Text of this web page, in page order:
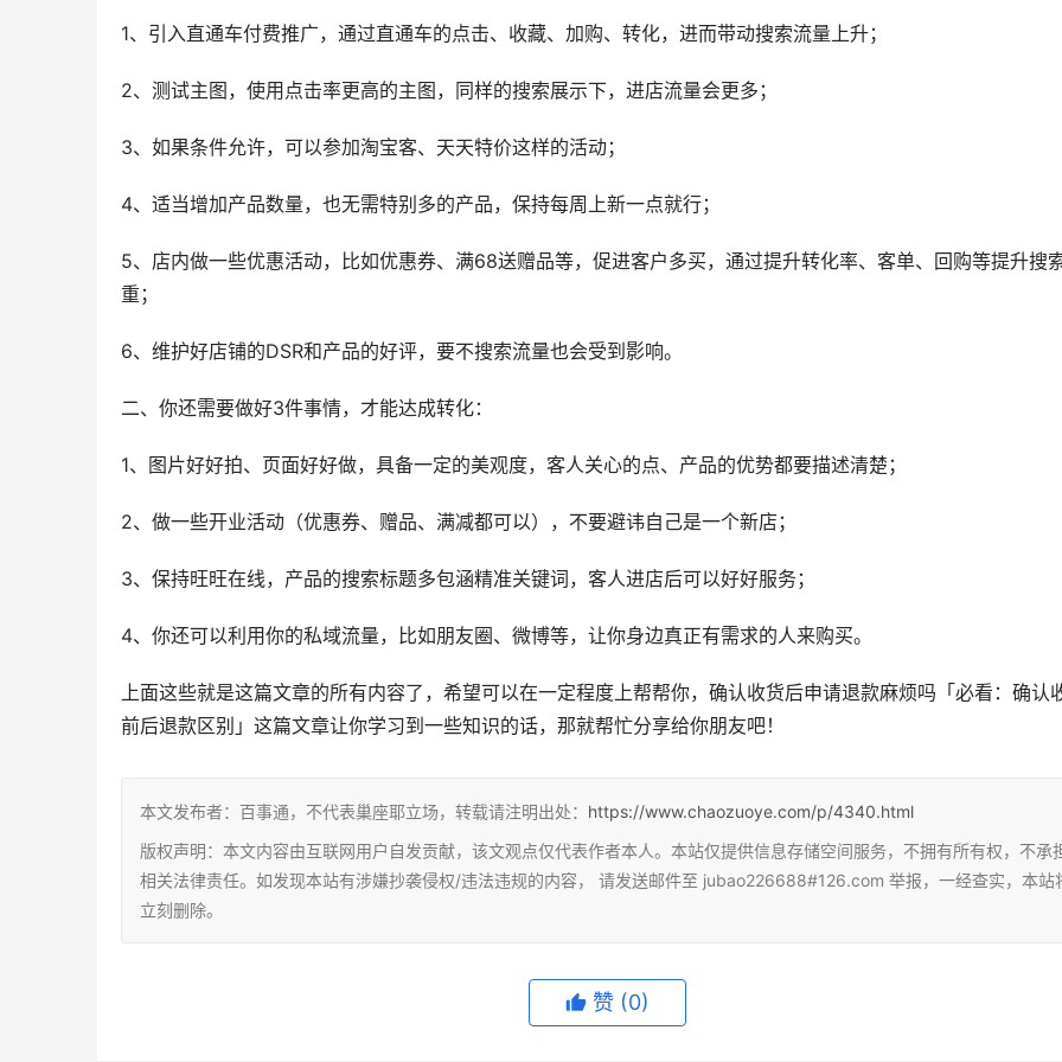
1、引入直通车付费推广，通过直通车的点击、收藏、加购、转化，进而带动搜索流量上升；
2、测试主图，使用点击率更高的主图，同样的搜索展示下，进店流量会更多；
3、如果条件允许，可以参加淘宝客、天天特价这样的活动；
4、适当增加产品数量，也无需特别多的产品，保持每周上新一点就行；
5、店内做一些优惠活动，比如优惠券、满68送赠品等，促进客户多买，通过提升转化率、客单、回购等提升搜
重；
6、维护好店铺的DSR和产品的好评，要不搜索流量也会受到影响。
二、你还需要做好3件事情，才能达成转化：
1、图片好好拍、页面好好做，具备一定的美观度，客人关心的点、产品的优势都要描述清楚；
2、做一些开业活动（优惠券、赠品、满减都可以），不要避讳自己是一个新店；
3、保持旺旺在线，产品的搜索标题多包涵精准关键词，客人进店后可以好好服务；
4、你还可以利用你的私域流量，比如朋友圈、微博等，让你身边真正有需求的人来购买。
上面这些就是这篇文章的所有内容了，希望可以在一定程度上帮帮你，确认收货后申请退款麻烦吗「必看：确认
前后退款区别」这篇文章让你学习到一些知识的话，那就帮忙分享给你朋友吧！
本文发布者：百事通，不代表巢座耶立场，转载请注明出处： https://www.chaozuoye.com/p/4340.html
版权声明：本文内容由互联网用户自发贡献，该文观点仅代表作者本人。本站仅提供信息存储空间服务，不拥有所有权，不承
相关法律责任。如发现本站有涉嫌抄袭侵权/违法违规的内容， 请发送邮件至 jubao226688#126.com 举报，一经查实，本站
立刻删除。
赞 (0)